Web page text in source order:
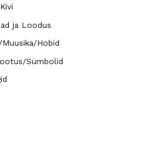
ja Loodus
Hobid
Sümbolid